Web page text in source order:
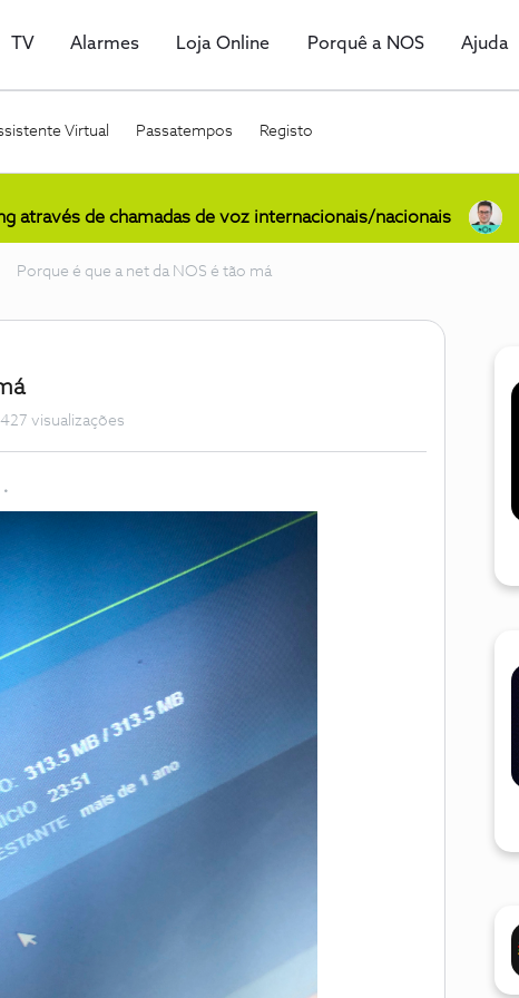
TV Alarmes Loja Online Porquê a NOS Ajuda
Virtual Passatempos Registo
através de chamadas de voz internacionais/nacionais
Porque é que a net da NOS é tão má
visualizações